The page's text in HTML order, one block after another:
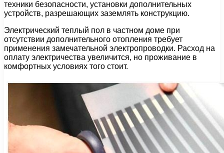
техники безопасности, установки дополнительных
устройств, разрешающих заземлять конструкцию.
Электрический теплый пол в частном доме при
отсутствии дополнительного отопления требует
применения замечательной электропроводки. Расход на
оплату электричества увеличится, но проживание в
комфортных условиях того стоит.